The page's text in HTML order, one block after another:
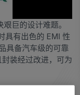
巨的设计难题。
具有出色的 EMI 性
具备汽车级的可靠
装经过改进，可为